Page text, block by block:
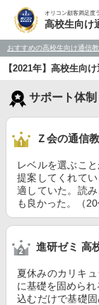
オリコン顧客満足度
高校生向け
おすすめの高校生向け通信
【2021年】高校生向
サポート体
Ｚ会の通信
レベルを選ぶこ
提案してくれて
適していた。読
も良かった。（20
進研ゼミ 高
夏休みのカリキ
に基礎を固めら
込むだけで基礎